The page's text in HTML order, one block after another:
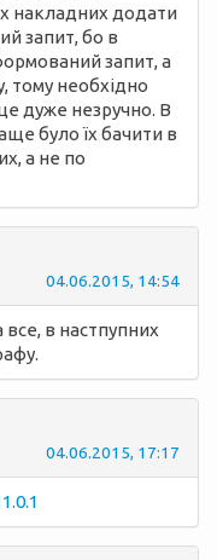
накладних додати
запит, бо в
запит, а
тому необхідно
дуже незручно. В
було їх бачити в
а не по
04.06.2015, 14:54
в настпупних
04.06.2015, 17:17